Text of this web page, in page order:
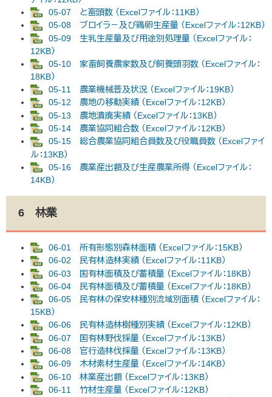
05-07 と畜頭数 （Excelファイル：11KB）
05-08 ブロイラ－及び鶏卵生産量 （Excelファイル：12KB）
05-09 生乳生産量及び用途別処理量 （Excelファイル：
12KB）
05-10 家畜飼養農家数及び飼養頭羽数 （Excelファイル：
18KB）
05-11 農業機械普及状況 （Excelファイル：19KB）
05-12 農地の移動実績 （Excelファイル：12KB）
05-13 農地潰廃実績 （Excelファイル：13KB）
05-14 農業協同組合数 （Excelファイル：12KB）
05-15 総合農業協同組合員数及び役職員数 （Excelファイ
ル：13KB）
05-16 農業産出額及び生産農業所得 （Excelファイル：
14KB）
6 林業
06-01 所有形態別森林面積 （Excelファイル：15KB）
06-02 民有林造林実績 （Excelファイル：11KB）
06-03 国有林面積及び蓄積量 （Excelファイル：18KB）
06-04 民有林面積及び蓄積量 （Excelファイル：18KB）
06-05 民有林の保安林種別流域別面積 （Excelファイル：
15KB）
06-06 民有林造林樹種別実績 （Excelファイル：12KB）
06-07 国有林野伐採量 （Excelファイル：13KB）
06-08 官行造林伐採量 （Excelファイル：13KB）
06-09 木材素材生産量 （Excelファイル：14KB）
06-10 林業産出額 （Excelファイル：13KB）
06-11 竹材生産量 （Excelファイル：12KB）